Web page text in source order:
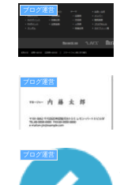
ブログ運営
ブログ運営
ブログ運営